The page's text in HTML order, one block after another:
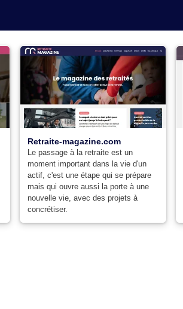
Retraite-magazine.com
Le passage à la retraite est un
moment important dans la vie d'un
actif, c'est une étape qui se prépare
mais qui ouvre aussi la porte à une
nouvelle vie, avec des projets à
concrétiser.